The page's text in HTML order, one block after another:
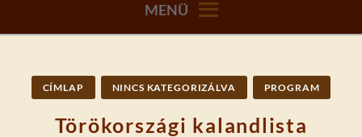
MENÜ
CÍMLAP NINCS KATEGORIZÁLVA PROGRAM
Törökországi kalandlista